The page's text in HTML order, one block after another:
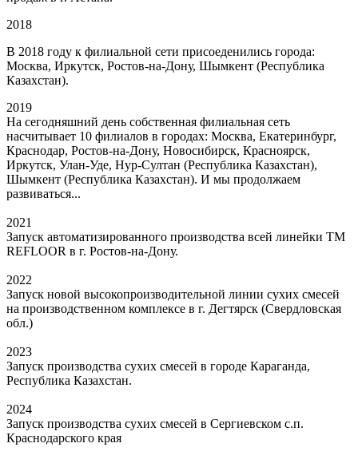
2018
В 2018 году к филиальной сети присоеденились города:
Москва, Иркутск, Ростов-на-Дону, Шымкент (Республика
Казахстан).
2019
На сегодняшний день собственная филиальная сеть
насчитывает 10 филиалов в городах: Москва, Екатеринбург,
Краснодар, Ростов-на-Дону, Новосибирск, Красноярск,
Иркутск, Улан-Уде, Нур-Султан (Республика Казахстан),
Шымкент (Республика Казахстан). И мы продолжаем
развиваться...
2021
Запуск автоматизированного производства всей линейки ТМ
REFLOOR в г. Ростов-на-Дону.
2022
Запуск новой высокопроизводительной линии сухих смесей
на производственном комплексе в г. Дегтярск (Свердловская
обл.)
2023
Запуск производства сухих смесей в городе Караганда,
Республика Казахстан.
2024
Запуск производства сухих смесей в Сергиевском с.п.
Краснодарского края